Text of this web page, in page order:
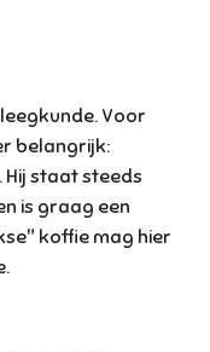
Voor
belangrijk:
staat steeds
is graag een
koffie mag hier